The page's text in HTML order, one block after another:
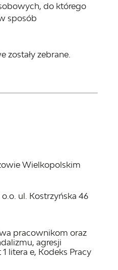
do którego
sposób
zebrane.
Wielkopolskim
ul. Kostrzyńska 46
pracownikom oraz
agresji
litera e, Kodeks Pracy